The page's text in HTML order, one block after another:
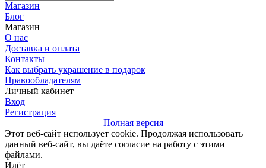
Магазин
Блог
Магазин
О нас
Доставка и оплата
Контакты
Как выбрать украшение в подарок
Правообладателям
Личный кабинет
Вход
Регистрация
Полная версия
Этот веб-сайт использует cookie. Продолжая использовать
данный веб-сайт, вы даёте согласие на работу с этими
файлами.
Идёт